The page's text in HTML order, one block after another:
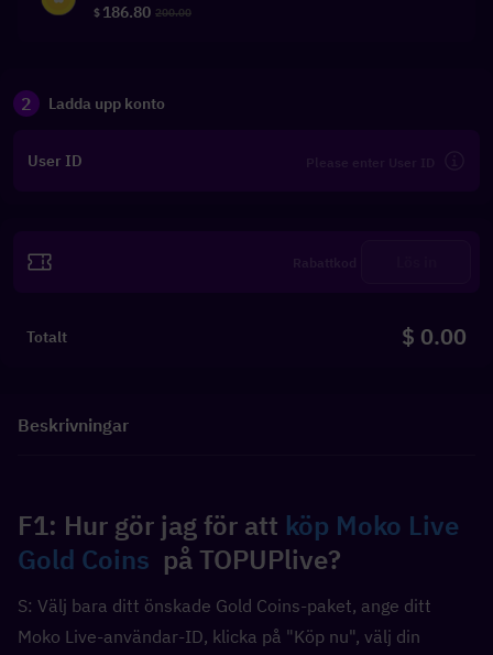
$ 186.80 200.00
2 Ladda upp konto
User ID
Totalt $ 0.00
Beskrivningar
F1: Hur gör jag för att köp Moko Live
Gold Coins
  på TOPUPlive?
S: Välj bara ditt önskade Gold Coins-paket, ange ditt
Moko Live-användar-ID, klicka på "Köp nu", välj din